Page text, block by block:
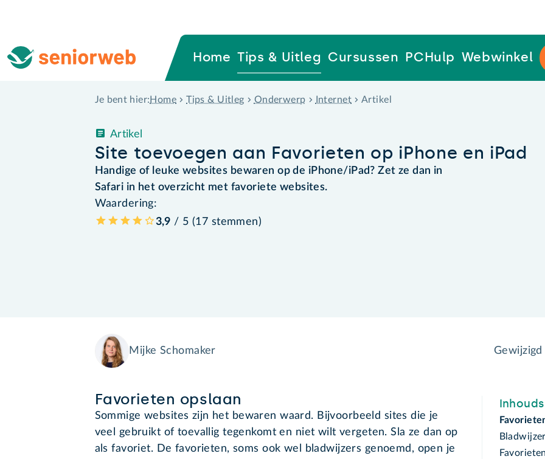
Home Tips & Uitleg Cursussen PCHulp Webwinkel
Je bent hier: Home Tips & Uitleg Onderwerp Internet Artikel
Site toevoegen aan Favorieten op iPhone en iPad
Artikel
Handige of leuke websites bewaren op de iPhone/iPad? Zet ze dan in
Safari in het overzicht met favoriete websites.
Waardering:
3,9 / 5 (17 stemmen)
Mijke Schomaker
Favorieten opslaan
Sommige websites zijn het bewaren waard. Bijvoorbeeld sites die je
veel gebruikt of toevallig tegenkomt en niet wilt vergeten. Sla ze dan op
als favoriet. De favorieten, soms ook wel bladwijzers genoemd, open je